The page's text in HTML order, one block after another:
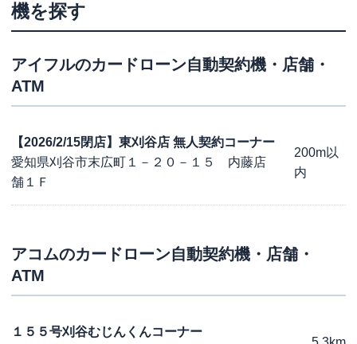
機を探す
アイフルのカードローン自動契約機・店舗・
ATM
【2026/2/15閉店】東刈谷店 無人契約コーナー
愛知県刈谷市末広町１－２０－１５ 内藤店
舗１Ｆ
200m以
内
アコムのカードローン自動契約機・店舗・
ATM
１５５号刈谷むじんくんコーナー